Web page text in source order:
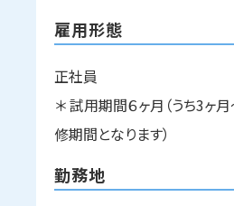
雇用形態
正社員
＊ 試用期間６ヶ月（うち3ヶ
修期間となります）
勤務地